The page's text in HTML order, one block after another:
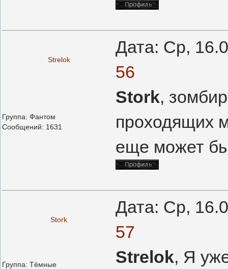
Strelok
Дата: Ср,
56
Группа: Фантом
Сообщений: 1631
Stork,
проходящих
еще может
Stork
Дата: Ср,
57
Группа: Тёмные
Strelok, Я